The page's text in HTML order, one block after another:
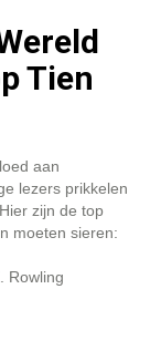
Tien
aan
lezers prikkelen
zijn de top
moeten sieren:
Rowling